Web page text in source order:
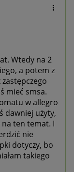
Wtedy na 2
a potem z
mieć smsa.
w allegro
dawniej użyty,
ten temat. I
nie
dotyczy, bo
takiego